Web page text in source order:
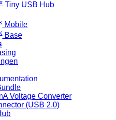
Tiny USB Hub
Mobile
Base
Voltage Converter
(USB 2.0)